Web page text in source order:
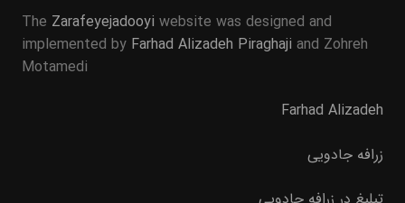
The Zarafeyejadooyi website was designed and
implemented by Farhad Alizadeh Piraghaji and Zohreh
Motamedi
Farhad Alizadeh
زرافه جادویی